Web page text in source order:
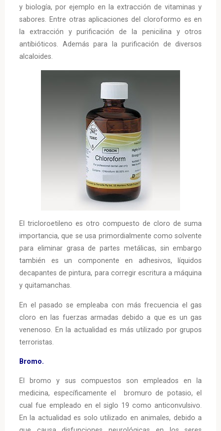
y biología, por ejemplo en la extracción de vitaminas y
sabores. Entre otras aplicaciones del cloroformo es en
la extracción y purificación de la penicilina y otros
antibióticos. Además para la purificación de diversos
alcaloides.
El tricloroetileno es otro compuesto de cloro de suma
importancia, que se usa primordialmente como solvente
para eliminar grasa de partes metálicas, sin embargo
también es un componente en adhesivos, líquidos
decapantes de pintura, para corregir escritura a máquina
y quitamanchas.
En el pasado se empleaba con más frecuencia el gas
cloro en las fuerzas armadas debido a que es un gas
venenoso. En la actualidad es más utilizado por grupos
terroristas.
Bromo.
El bromo y sus compuestos son empleados en la
medicina, específicamente el bromuro de potasio, el
cual fue empleado en el siglo 19 como anticonvulsivo.
En la actualidad es solo utilizado en animales, debido a